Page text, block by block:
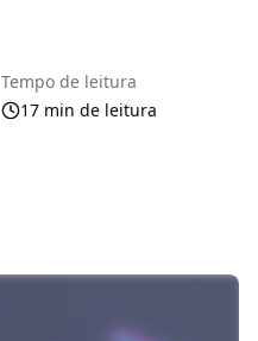
Tempo de leitura
17 min de leitura